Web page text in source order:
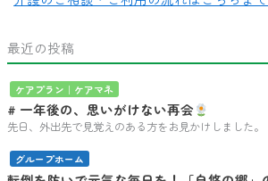
最近の投稿
ケアプラン｜ケアマネ
# 一年後の、思いがけない再会
先日、外出先で見覚えのある方をお見かけしました
グループホーム